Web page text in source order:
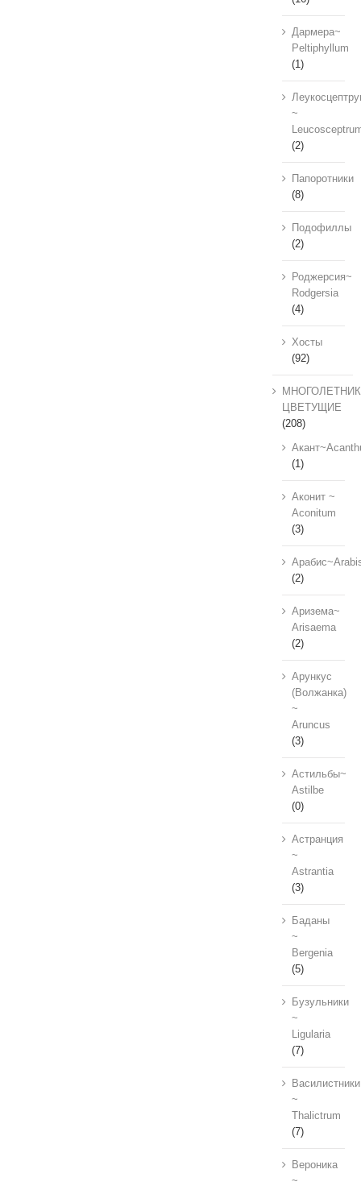
Дармера~
Peltiphyllum
(1)
~
(2)
Папоротники
(8)
Подофиллы
(2)
Роджерсия~
Rodgersia
(4)
Хосты
(92)
ЦВЕТУЩИЕ
(208)
(1)
Аконит ~
Aconitum
(3)
(2)
Аризема~
Arisaema
(2)
Арункус
(Волжанка)
~
Aruncus
(3)
Астильбы~
Astilbe
(0)
Астранция
~
Astrantia
(3)
Баданы
~
Bergenia
(5)
Бузульники
~
Ligularia
(7)
Василистники
~
Thalictrum
(7)
Вероника
~